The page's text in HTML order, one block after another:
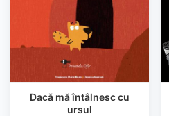
Dacă mă întâlnesc cu
ursul